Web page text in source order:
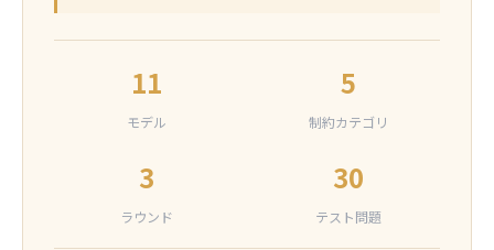
11
モデル
5
制約カテゴリ
3
ラウンド
30
テスト問題